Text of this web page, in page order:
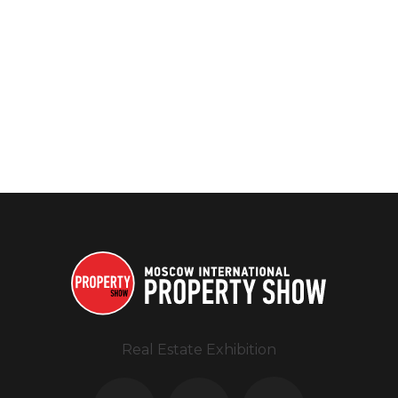
Real Estate Exhibition